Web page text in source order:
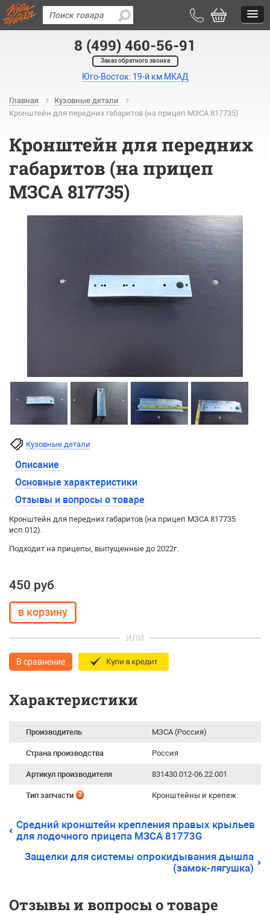
8 (499) 460-56-91
Заказ обратного звонка
Юго-Восток: 19-й км МКАД
Главная
Кузовные детали
Кронштейн для передних габаритов (на прицеп МЗСА 817735)
Кронштейн для передних
габаритов (на прицеп
МЗСА 817735)
Кузовные детали
Описание
Основные характеристики
Отзывы и вопросы о товаре
Кронштейн для передних габаритов (на прицеп МЗСА 817735
исп.012).
Подходит на прицепы, выпущенные до 2022г.
450 руб
ИЛИ
В сравнение
Характеристики
Производитель МЗСА (Россия)
Страна производства Россия
Артикул производителя 831430.012-06.22.001
Тип запчасти Кронштейны и крепеж
Средний кронштейн крепления правых крыльев
для лодочного прицепа МЗСА 81773G
Защелки для системы опрокидывания дышла
(замок-лягушка)
Отзывы и вопросы о товаре